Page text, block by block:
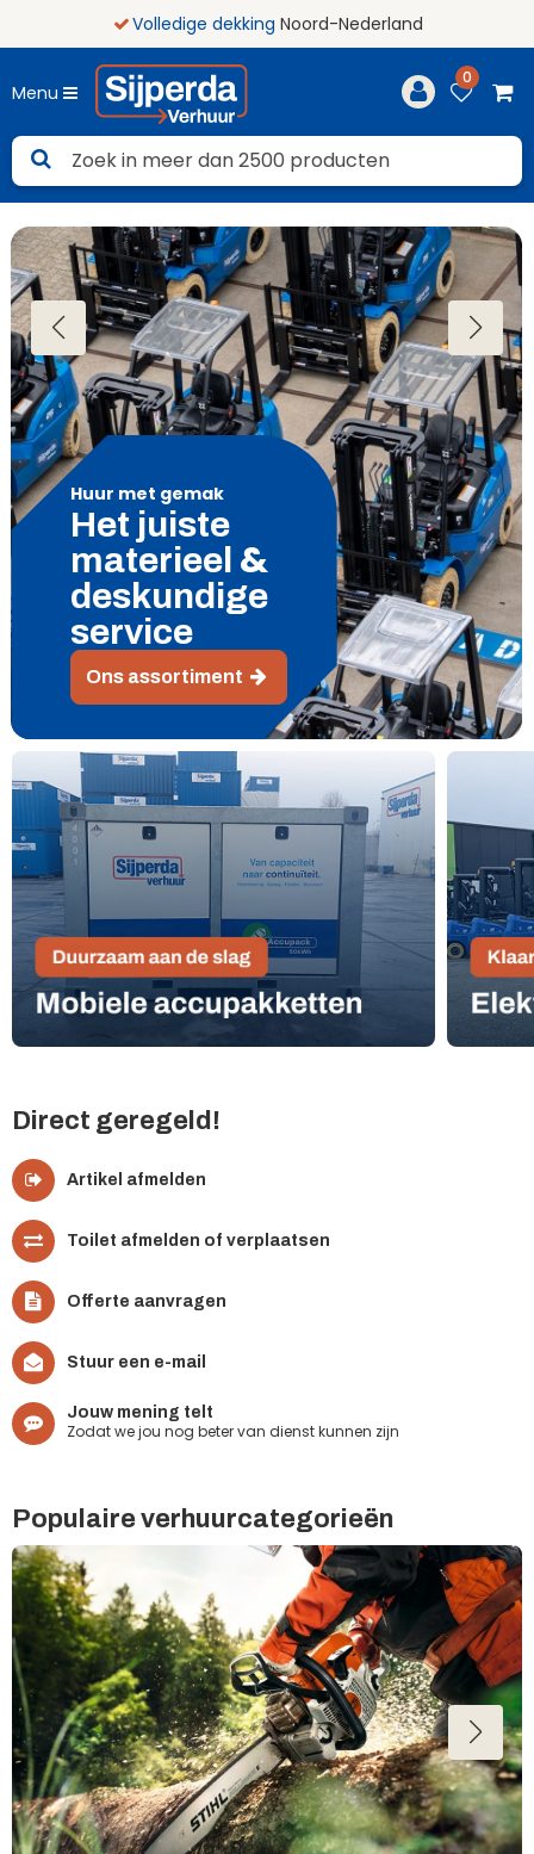
Volledige dekking Noord-Nederland
Menu
0
Huur met gemak
Het juiste
materieel &
deskundige
service
Ons assortiment
Direct geregeld!
Artikel afmelden
Toilet afmelden of verplaatsen
Offerte aanvragen
Stuur een e-mail
Jouw mening telt
Zodat we jou nog beter van dienst kunnen zijn
Populaire verhuurcategorieën